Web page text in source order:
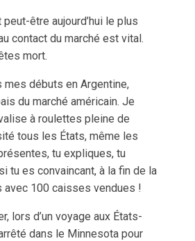
être aujourd’hui le plus
contact du marché est vital.
mort.
mes débuts en Argentine,
du marché américain. Je
à roulettes pleine de
tous les États, même les
tu expliques, tu
tu es convaincant, à la fin de la
avec 100 caisses vendues !
lors d’un voyage aux États-
dans le Minnesota pour